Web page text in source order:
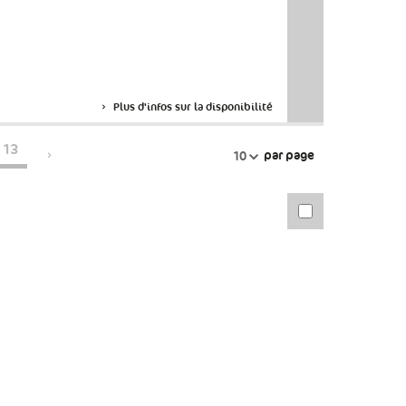
Plus d'infos sur la disponibilité
13 10 par page